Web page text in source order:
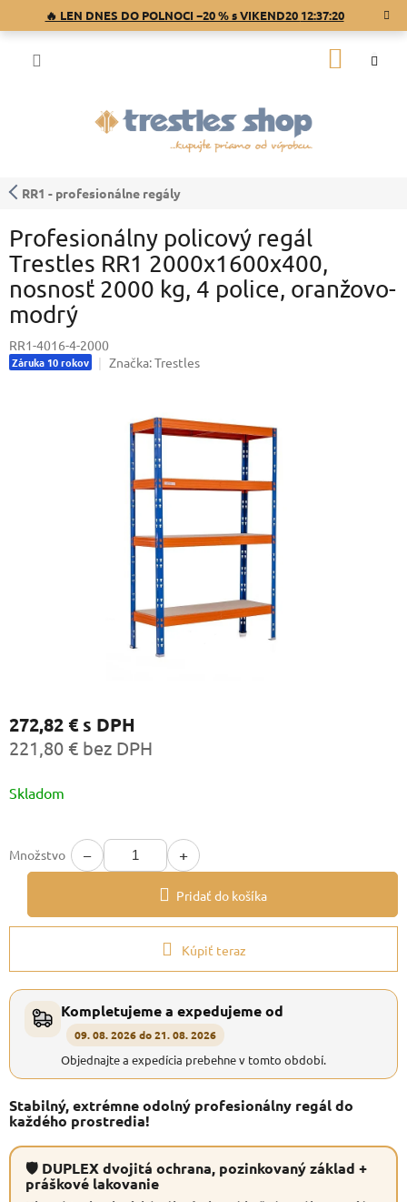
🔥 LEN DNES DO POLNOCI −20 % s VIKEND20 12:37:20
RR1 - profesionálne regály
Profesionálny policový regál
Trestles RR1 2000x1600x400,
nosnosť 2000 kg, 4 police, oranžovo-
modrý
RR1-4016-4-2000
Záruka 10 rokov Značka:Trestles
272,82 €s DPH
221,80 € bez DPH
cena:
Skladom
Množstvo − +
Pridať do košíka
Kúpiť teraz
Kompletujeme a expedujeme od
09. 08. 2026 do 21. 08. 2026
Objednajte a expedícia prebehne v tomto období.
Stabilný, extrémne odolný profesionálny regál do
každého prostredia!
🛡 DUPLEX dvojitá ochrana, pozinkovaný základ +
práškové lakovanie